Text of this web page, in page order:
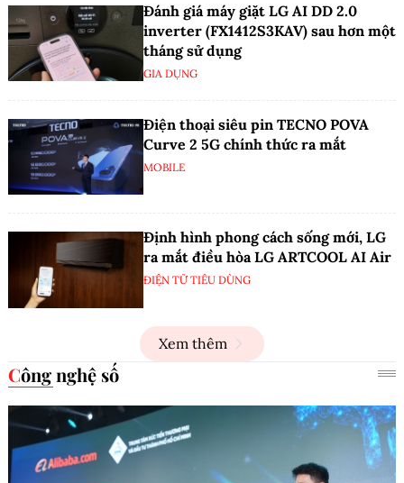
Đánh giá máy giặt LG AI DD 2.0
inverter (FX1412S3KAV) sau hơn một
tháng sử dụng
GIA DỤNG
Điện thoại siêu pin TECNO POVA
Curve 2 5G chính thức ra mắt
MOBILE
Định hình phong cách sống mới, LG
ra mắt điều hòa LG ARTCOOL AI Air
ĐIỆN TỬ TIÊU DÙNG
Xem thêm
Công nghệ số